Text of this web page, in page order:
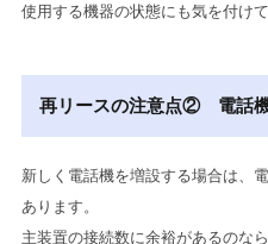
使用する機器の状態にも気を付け
再リースの注意点② 電話
新しく電話機を増設する場合は、
あります。
主装置の接続数に余裕があるのな